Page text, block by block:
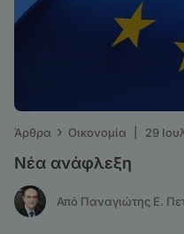
Άρθρα › Οικονομία 29
Νέα ανάφλεξη
Από Παναγιώτης Ε.